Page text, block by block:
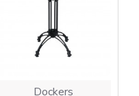
Dockers